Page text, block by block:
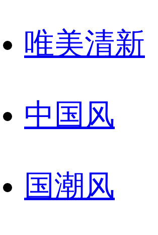
唯美清新
中国风
国潮风